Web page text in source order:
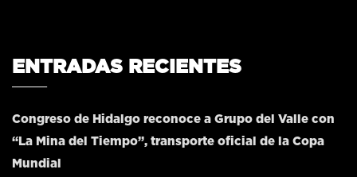
ENTRADAS RECIENTES
Congreso de Hidalgo reconoce a Grupo del Valle con
“La Mina del Tiempo”, transporte oficial de la Copa
Mundial